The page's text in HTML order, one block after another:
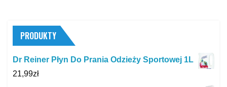
PRODUKTY
Dr Reiner Płyn Do Prania Odzieży Sportowej 1L
21,99zł